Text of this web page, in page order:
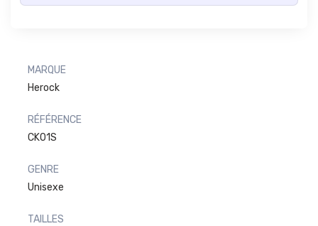
MARQUE
Herock
RÉFÉRENCE
CK01S
GENRE
Unisexe
TAILLES